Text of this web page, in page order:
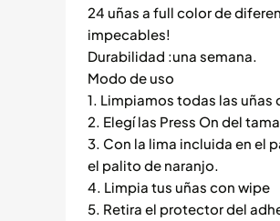
24 uñas a full color de
impecables!
Durabilidad :una semana.
Modo de uso
1. Limpiamos todas las uñas
2. Elegí las Press On del
3. Con la lima incluida en el
el palito de naranjo.
4. Limpia tus uñas con wipe
5. Retira el protector del